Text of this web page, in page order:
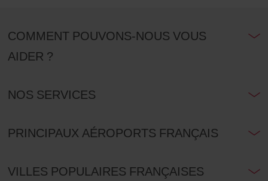
COMMENT POUVONS-NOUS VOUS
AIDER ?
NOS SERVICES
PRINCIPAUX AÉROPORTS FRANÇAIS
VILLES POPULAIRES FRANÇAISES